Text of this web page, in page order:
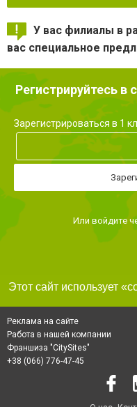
У вас филиалы в
вас специальное
Регистрируйтесь в
Зарегистрироваться в 1
Или войдите
Реклама на сайте
Работа в нашей компании
Франшиза "CitySites"
+38 (066) 776-47-45